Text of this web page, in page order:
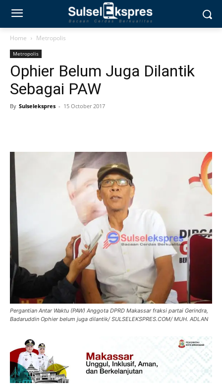
Home Metropolis
Metropolis
Ophier Belum Juga Dilantik
Sebagai PAW
By Sulselekspres - 15 October 2017
Pergantian Antar Waktu (PAW) Anggota DPRD Makassar fraksi partai Gerindra,
Badaruddin Ophier belum juga dilantik/ SULSELEKSPRES.COM/ MUH. ADLAN